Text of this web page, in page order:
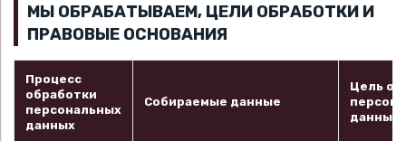
МЫ ОБРАБАТЫВАЕМ, ЦЕЛИ ОБРАБОТКИ И
ПРАВОВЫЕ ОСНОВАНИЯ
Процесс
обработки
персональных
данных
Собираемые данные
Цель
данных